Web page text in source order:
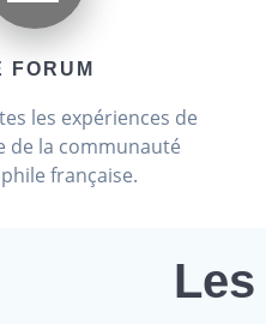
FORUM
les expériences de
de la communauté
française.